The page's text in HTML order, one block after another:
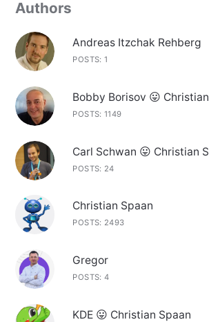
Authors
Andreas Itzchak Rehberg
POSTS: 1
Bobby Borisov 😛
POSTS: 1149
Carl Schwan 😛 Christian
POSTS: 24
Christian Spaan
POSTS: 2493
Gregor
POSTS: 4
KDE 😛 Christian Spaan